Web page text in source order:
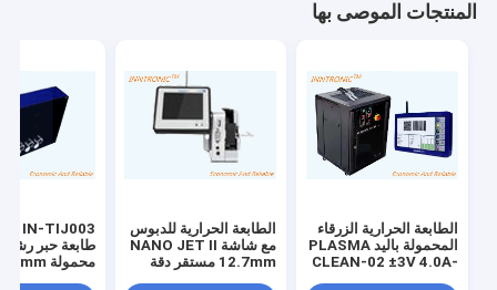
المنتجات الموصى بها
الطابعة الحرارية الزرقاء
المحمولة باليد PLASMA
CLEAN-02 ±3V 4.0A-
الطابعة الحرارية للدبوس
مع شاشة NANO JET II
12.7mm مستقر دقة
طابعة حبر